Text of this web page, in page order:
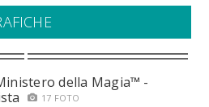
della Magia™ -
17 FOTO